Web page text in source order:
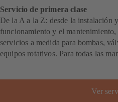
Servicio de primera clase
De la A a la Z: desde la instalación
funcionamiento y el
servicios a medida para bombas,
equipos rotativos. Para todas las
Ver